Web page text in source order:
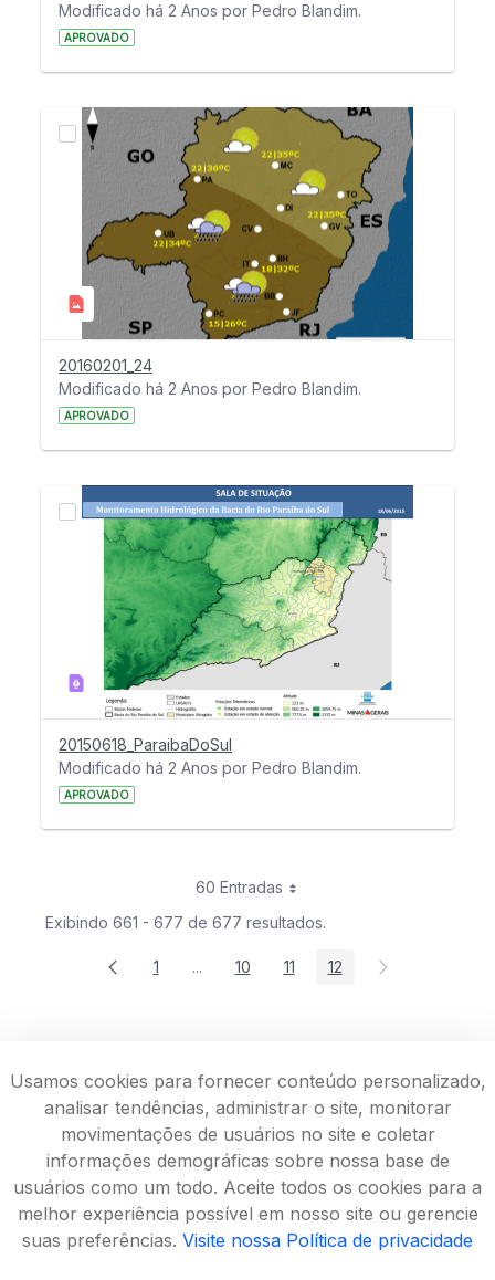
Modificado há 2 Anos por Pedro Blandim.
APROVADO
20160201_24
Modificado há 2 Anos por Pedro Blandim.
APROVADO
20150618_ParaibaDoSul
Modificado há 2 Anos por Pedro Blandim.
APROVADO
60 Entradas
Exibindo 661 - 677 de 677 resultados.
Página
1 ...Páginas intermediárias Usar ABA para
Página
10 Página
11 Página
12
Usamos cookies para fornecer conteúdo personalizado,
analisar tendências, administrar o site, monitorar
movimentações de usuários no site e coletar
informações demográficas sobre nossa base de
usuários como um todo. Aceite todos os cookies para a
melhor experiência possível em nosso site ou gerencie
suas preferências. Visite nossa Política de privacidade